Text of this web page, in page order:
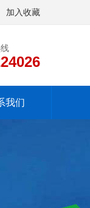
加入收藏
我们